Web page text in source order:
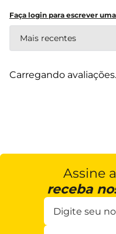
Faça login para escrever
Mais recentes
Carregando
Assine
receba